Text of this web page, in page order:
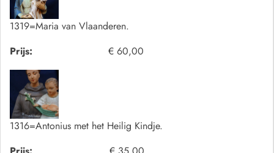
1319=Maria van Vlaanderen.
Prijs:
€ 60,00
1316=Antonius met het Heilig Kindje.